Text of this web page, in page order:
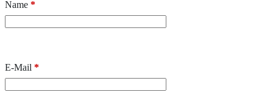
Name *
E-Mail *